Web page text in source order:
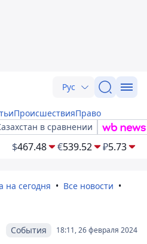
Рус
ПроисшествияПраво
в сравнении
$467.48 €539.52 ₽5.73
на сегодня
Все новости
18:11, 26 февраля 2024
События